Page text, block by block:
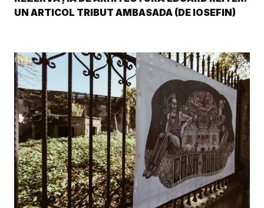
UN ARTICOL TRIBUT AMBASADA (DE IOSEFIN)